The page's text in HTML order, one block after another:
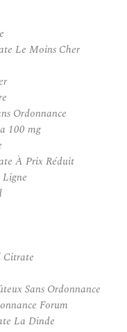
Le Moins Cher
Ordonnance
100 mg
À Prix Réduit
Citrate
Sans Ordonnance
Forum
La Dinde